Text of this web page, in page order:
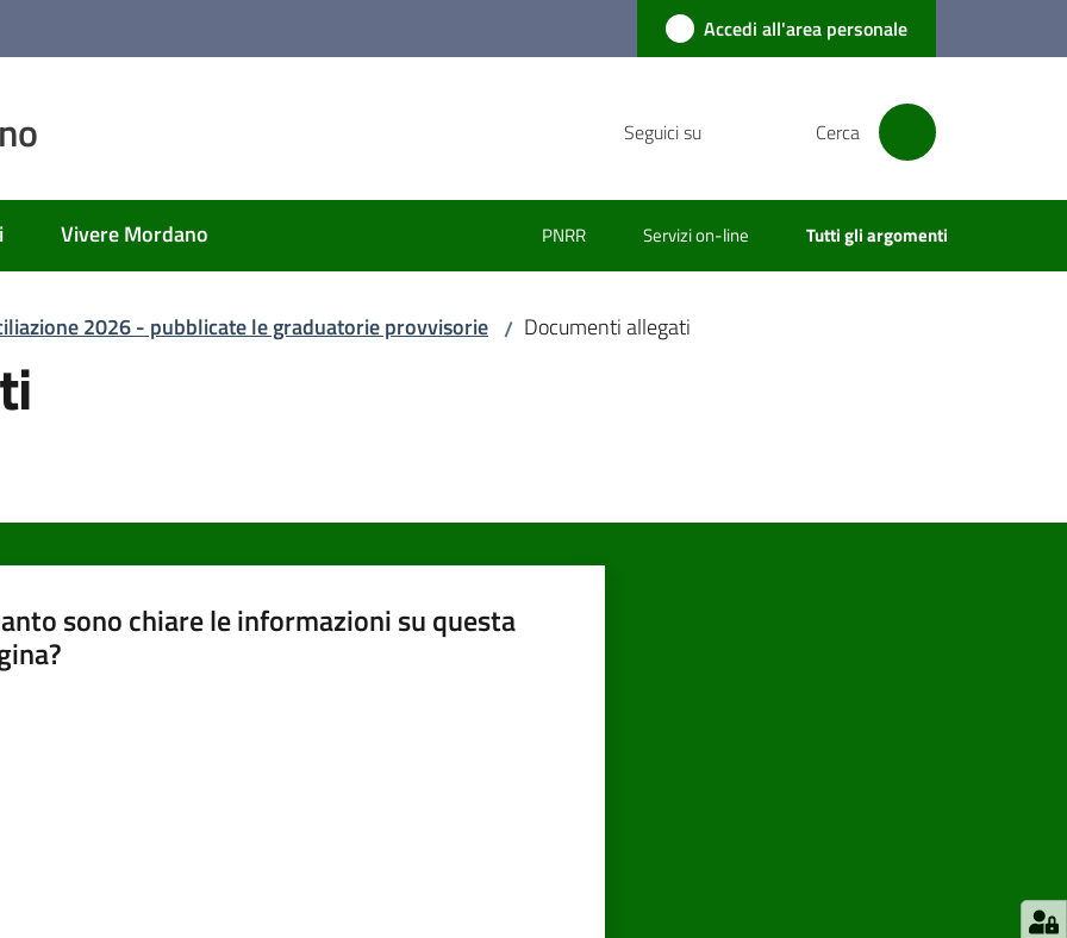
Accedi all'area personale
Seguici su Cerca
Vivere Mordano PNRR Servizi on-line Tutti gli argomenti
2026 - pubblicate le graduatorie provvisorie / Documenti allegati
sono chiare le informazioni su questa